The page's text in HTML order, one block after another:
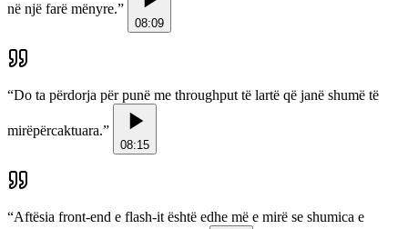
në një farë mënyre.”
08:09
“Do ta përdorja për punë me throughput të lartë që janë shumë të
mirëpërcaktuara.”
08:15
“Aftësia front-end e flash-it është edhe më e mirë se shumica e